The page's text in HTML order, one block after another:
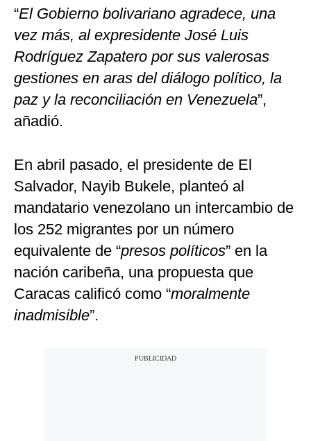
“El Gobierno bolivariano agradece, una
vez más, al expresidente José Luis
Rodríguez Zapatero por sus valerosas
gestiones en aras del diálogo político, la
paz y la reconciliación en Venezuela”,
añadió.
En abril pasado, el presidente de El
Salvador, Nayib Bukele, planteó al
mandatario venezolano un intercambio de
los 252 migrantes por un número
equivalente de “presos políticos” en la
nación caribeña, una propuesta que
Caracas calificó como “moralmente
inadmisible”.